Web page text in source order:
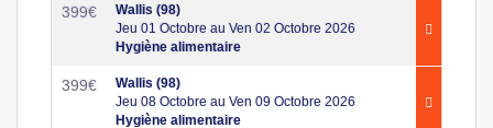
399€
Wallis (98)
Jeu 01 Octobre au Ven 02 Octobre 2026
Hygiène alimentaire
399€
Wallis (98)
Jeu 08 Octobre au Ven 09 Octobre 2026
Hygiène alimentaire